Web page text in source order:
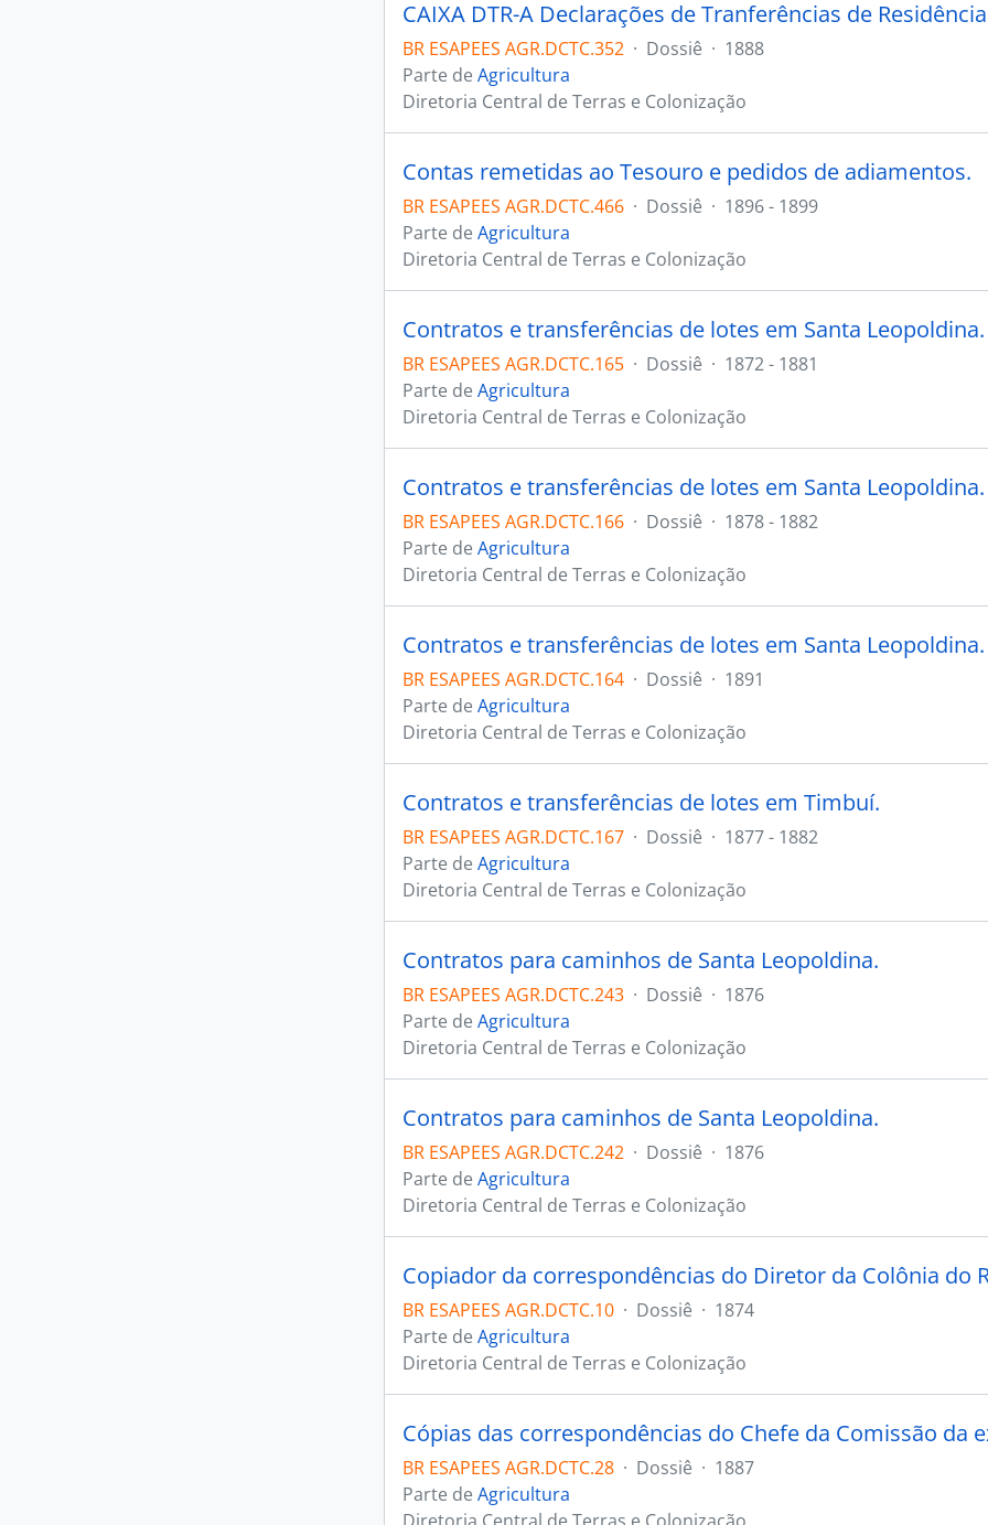
BR ESAPEES AGR.DCTC.352 · Dossiê · 1888
Parte de Agricultura
Diretoria Central de Terras e Colonização
Contas remetidas ao Tesouro e pedidos de adiamentos.
BR ESAPEES AGR.DCTC.466 · Dossiê · 1896 - 1899
Parte de Agricultura
Diretoria Central de Terras e Colonização
Contratos e transferências de lotes em Santa Leopoldina.
BR ESAPEES AGR.DCTC.165 · Dossiê · 1872 - 1881
Parte de Agricultura
Diretoria Central de Terras e Colonização
Contratos e transferências de lotes em Santa Leopoldina.
BR ESAPEES AGR.DCTC.166 · Dossiê · 1878 - 1882
Parte de Agricultura
Diretoria Central de Terras e Colonização
Contratos e transferências de lotes em Santa Leopoldina.
BR ESAPEES AGR.DCTC.164 · Dossiê · 1891
Parte de Agricultura
Diretoria Central de Terras e Colonização
Contratos e transferências de lotes em Timbuí.
BR ESAPEES AGR.DCTC.167 · Dossiê · 1877 - 1882
Parte de Agricultura
Diretoria Central de Terras e Colonização
Contratos para caminhos de Santa Leopoldina.
BR ESAPEES AGR.DCTC.243 · Dossiê · 1876
Parte de Agricultura
Diretoria Central de Terras e Colonização
Contratos para caminhos de Santa Leopoldina.
BR ESAPEES AGR.DCTC.242 · Dossiê · 1876
Parte de Agricultura
Diretoria Central de Terras e Colonização
BR ESAPEES AGR.DCTC.10 · Dossiê · 1874
Parte de Agricultura
Diretoria Central de Terras e Colonização
BR ESAPEES AGR.DCTC.28 · Dossiê · 1887
Parte de Agricultura
Diretoria Central de Terras e Colonização